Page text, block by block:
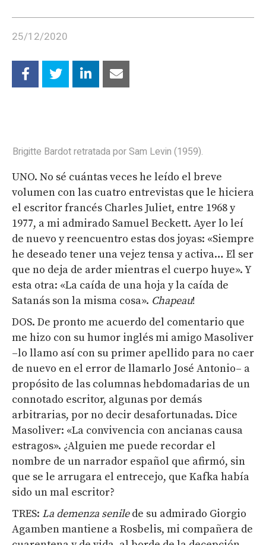
25/12/2020
Brigitte Bardot retratada por Sam Levin (1959).
UNO. No sé cuántas veces he leído el breve
volumen con las cuatro entrevistas que le hiciera
el escritor francés Charles Juliet, entre 1968 y
1977, a mi admirado Samuel Beckett. Ayer lo leí
de nuevo y reencuentro estas dos joyas: «Siempre
he deseado tener una vejez tensa y activa… El ser
que no deja de arder mientras el cuerpo huye». Y
esta otra: «La caída de una hoja y la caída de
Satanás son la misma cosa». Chapeau!
DOS. De pronto me acuerdo del comentario que
me hizo con su humor inglés mi amigo Masoliver
–lo llamo así con su primer apellido para no caer
de nuevo en el error de llamarlo José Antonio– a
propósito de las columnas hebdomadarias de un
connotado escritor, algunas por demás
arbitrarias, por no decir desafortunadas. Dice
Masoliver: «La convivencia con ancianas causa
estragos». ¿Alguien me puede recordar el
nombre de un narrador español que afirmó, sin
que se le arrugara el entrecejo, que Kafka había
sido un mal escritor?
TRES: La demenza senilede su admirado Giorgio
Agamben mantiene a Rosbelis, mi compañera de